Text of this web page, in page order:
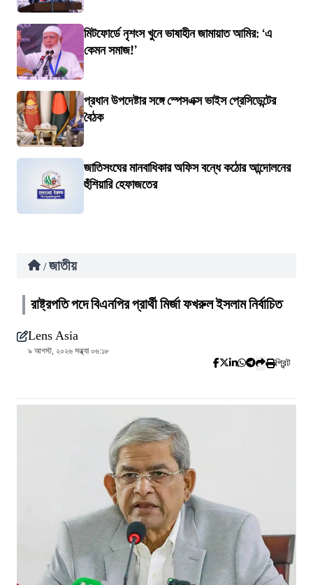
মিটফোর্ডে নৃশংস খুনে ভাষাহীন জামায়াত আমির: ‘এ
কেমন সমাজ!’
প্রধান উপদেষ্টার সঙ্গে স্পেসএক্স ভাইস প্রেসিডেন্টের
বৈঠক
জাতিসংঘের মানবাধিকার অফিস বন্ধে কঠোর আন্দোলনের
হুঁশিয়ারি হেফাজতের
/ জাতীয়
রাষ্ট্রপতি পদে বিএনপির প্রার্থী মির্জা ফখরুল ইসলাম নির্বাচিত
Lens Asia
৯ আগস্ট, ২০২৬ সন্ধ্যা ০৬:১৮
প্রিন্ট